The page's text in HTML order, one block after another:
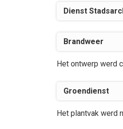
Dienst
Brandweer
Het ontwerp werd
Groendienst
Het plantvak werd